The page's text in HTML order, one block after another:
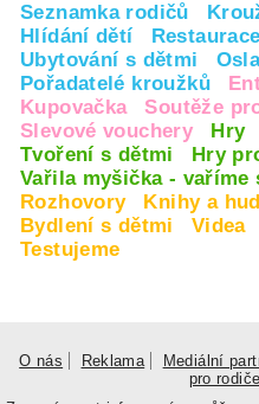
Seznamka rodičů
Hlídání dětí
Ubytování s dětmi
Pořadatelé kroužků
Kupovačka
Soutěže
Slevové vouchery
Hry
Tvoření s dětmi
Hry
Vařila myšička - vaříme
Rozhovory
Knihy a
Bydlení s dětmi
Videa
Testujeme
O nás Reklama Mediální
pro rodiče